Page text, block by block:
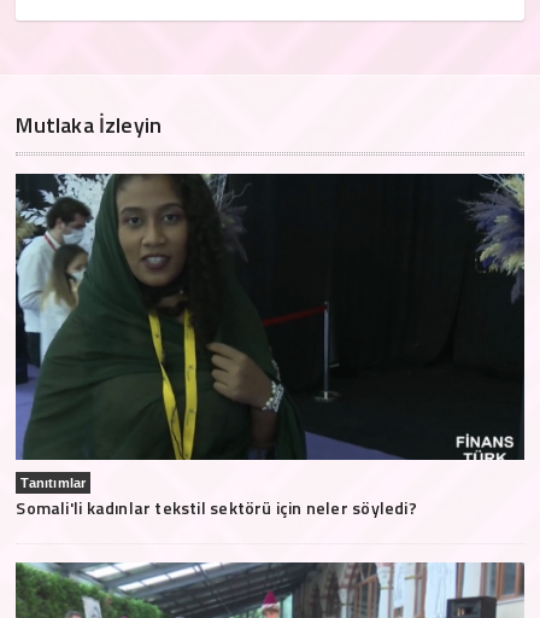
Mutlaka İzleyin
Tanıtımlar
Somali'li kadınlar tekstil sektörü için neler söyledi?